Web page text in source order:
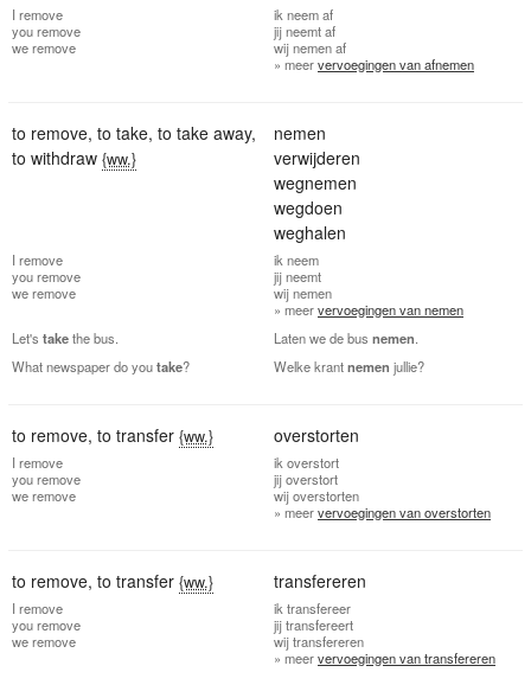
I remove
youremove
weremove
ik neem af
jijneemt af
wijnemen af
» meervervoegingen van afnemen
to remove, to take, to take away,
to withdraw {ww.}
nemen
verwijderen
wegnemen
wegdoen
weghalen
I remove
youremove
weremove
ik neem
jijneemt
wijnemen
» meervervoegingen van nemen
Let's takethe bus. Laten we de bus nemen
What newspaper do youtake? Welke krantnemen jullie?
to remove, to transfer {ww.} overstorten
I remove
youremove
weremove
ik overstort
jijoverstort
wijoverstorten
» meervervoegingen van overstorten
to remove, to transfer {ww.} transfereren
I remove
youremove
weremove
ik transfereer
jijtransfereert
wijtransfereren
» meervervoegingen van transfereren